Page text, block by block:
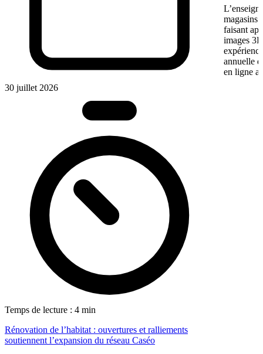
30 juillet 2026
Temps de lecture : 4 min
Rénovation de l’habitat : ouvertures et ralliements
soutiennent l’expansion du réseau Caséo
magasins
faisant
images
annuelle
en ligne